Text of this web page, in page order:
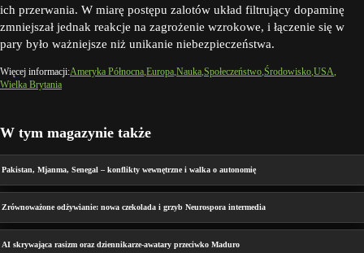
ich przerwania. W miarę postępu zalotów układ filtrujący dopaminę
zmniejszał jednak reakcje na zagrożenie wzrokowe, i łączenie się w
pary było ważniejsze niż unikanie niebezpieczeństwa.
Więcej informacji:Ameryka Północna Europa Nauka Społeczeństwo Środowisko USA
Wielka Brytania
W tym magazynie także
Pakistan, Mjanma, Senegal – konflikty wewnętrzne i walka o autonomię
Zrównoważone odżywianie: nowa czekolada i grzyb Neurospora intermedia
AI skrywająca rasizm oraz dziennikarze-awatary przeciwko Maduro